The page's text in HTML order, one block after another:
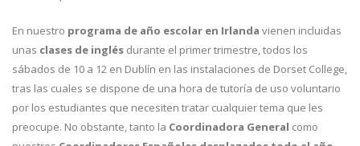
En nuestro programa de año escolar en Irlanda vienen incluidas
unas clases de inglés durante el primer trimestre, todos los
sábados de 10 a 12 en Dublín en las instalaciones de Dorset College,
tras las cuales se dispone de una hora de tutoría de uso voluntario
por los estudiantes que necesiten tratar cualquier tema que les
preocupe. No obstante, tanto la Coordinadora General como